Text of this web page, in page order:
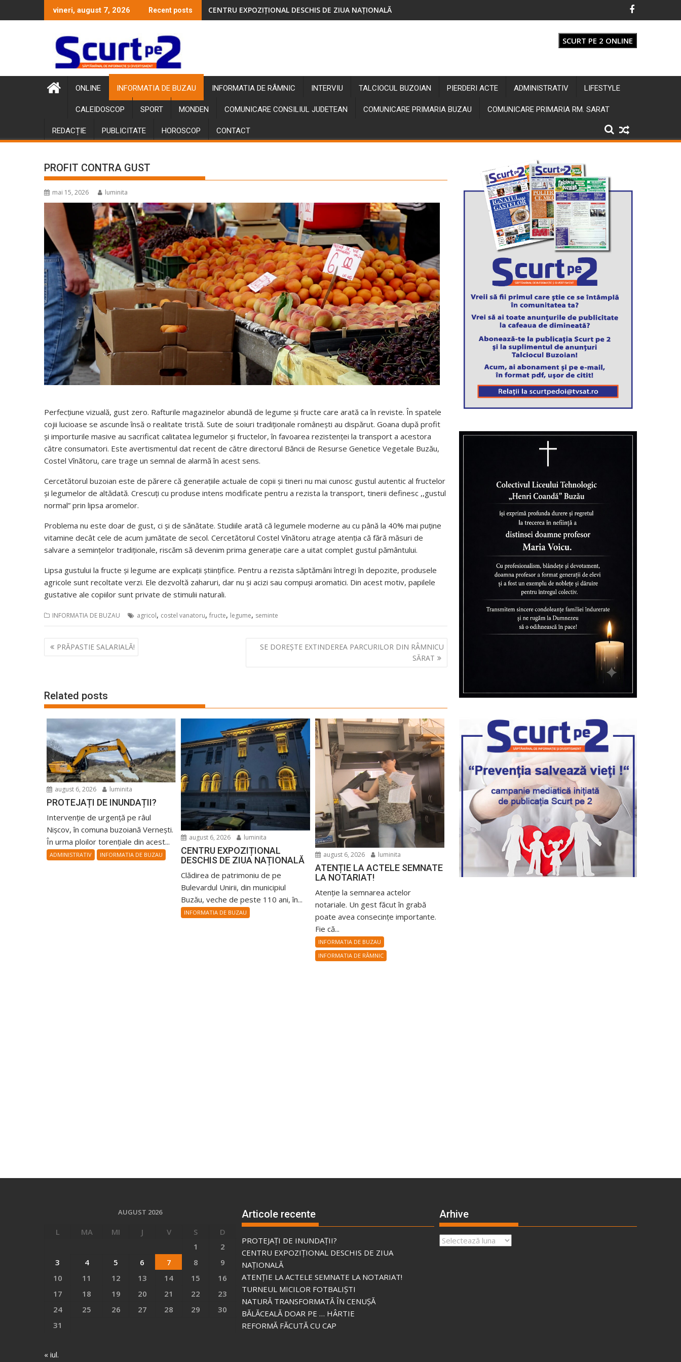
to
vineri, august 7, 2026 Recent posts CENTRU EXPOZIȚIONAL DESCHIS DE ZIUA NAȚIONALĂ
SCURT PE 2 ONLINE
ONLINE INFORMATIA DE BUZAU INFORMATIA DE RÂMNIC INTERVIU TALCIOCUL BUZOIAN PIERDERI ACTE ADMINISTRATIV LIFESTYLE
CALEIDOSCOP SPORT MONDEN COMUNICARE CONSILIUL JUDETEAN COMUNICARE PRIMARIA BUZAU COMUNICARE PRIMARIA RM. SARAT
REDACȚIE PUBLICITATE HOROSCOP CONTACT
PROFIT CONTRA GUST
mai 15, 2026 luminita
Perfecțiune vizuală, gust zero. Rafturile magazinelor abundă de legume și fructe care arată ca în reviste. În spatele
cojii lucioase se ascunde însă o realitate tristă. Sute de soiuri tradiționale românești au dispărut. Goana după profit
și importurile masive au sacrificat calitatea legumelor și fructelor, în favoarea rezistenței la transport a acestora
către consumatori. Este avertismentul dat recent de către directorul Băncii de Resurse Genetice Vegetale Buzău,
Costel Vînătoru, care trage un semnal de alarmă în acest sens.
Cercetătorul buzoian este de părere că generațiile actuale de copii și tineri nu mai cunosc gustul autentic al fructelor
și legumelor de altădată. Crescuți cu produse intens modificate pentru a rezista la transport, tinerii definesc ,,gustul
normal” prin lipsa aromelor.
Problema nu este doar de gust, ci și de sănătate. Studiile arată că legumele moderne au cu până la 40% mai puține
vitamine decât cele de acum jumătate de secol. Cercetătorul Costel Vînătoru atrage atenția că fără măsuri de
salvare a semințelor tradiționale, riscăm să devenim prima generație care a uitat complet gustul pământului.
Lipsa gustului la fructe și legume are explicații științifice. Pentru a rezista săptămâni întregi în depozite, produsele
agricole sunt recoltate verzi. Ele dezvoltă zaharuri, dar nu și acizi sau compuși aromatici. Din acest motiv, papilele
gustative ale copiilor sunt private de stimulii naturali.
INFORMATIA DE BUZAU agricol, costel vanatoru, fructe, legume, seminte
Navigare
în
PRĂPASTIE SALARIALĂ!
SE DOREȘTE EXTINDEREA PARCURILOR DIN RÂMNICU
SĂRAT
Related posts
august 6, 2026 luminita
PROTEJAȚI DE INUNDAȚII?
Intervenție de urgență pe râul
Nișcov, în comuna buzoiană Vernești.
În urma ploilor torențiale din acest...
ADMINISTRATIV INFORMATIA DE BUZAU
august 6, 2026 luminita
CENTRU EXPOZIȚIONAL
DESCHIS DE ZIUA NAȚIONALĂ
Clădirea de patrimoniu de pe
Bulevardul Unirii, din municipiul
Buzău, veche de peste 110 ani, în...
INFORMATIA DE BUZAU
august 6, 2026 luminita
ATENȚIE LA ACTELE SEMNATE
LA NOTARIAT!
Atenție la semnarea actelor
notariale. Un gest făcut în grabă
poate avea consecințe importante.
Fie că...
INFORMATIA DE BUZAU
INFORMATIA DE RÂMNIC
AUGUST 2026
L MA MI J V S
D
1
2
3
4 5 6 7 8
9
10
11 12 13 14 15
16
17
18 19 20 21 22
23
24
25 26 27 28 29
30
31
« iul.
Articole recente
PROTEJAȚI DE INUNDAȚII?
CENTRU EXPOZIȚIONAL DESCHIS DE ZIUA
NAȚIONALĂ
ATENȚIE LA ACTELE SEMNATE LA NOTARIAT!
TURNEUL MICILOR FOTBALIȘTI
NATURĂ TRANSFORMATĂ ÎN CENUȘĂ
BĂLĂCEALĂ DOAR PE … HÂRTIE
REFORMĂ FĂCUTĂ CU CAP
Arhive
Arhive